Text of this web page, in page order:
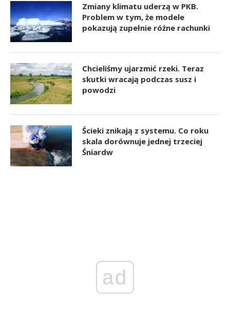
Zmiany klimatu uderzą w PKB.
Problem w tym, że modele
pokazują zupełnie różne rachunki
Chcieliśmy ujarzmić rzeki. Teraz
skutki wracają podczas susz i
powodzi
Ścieki znikają z systemu. Co roku
skala dorównuje jednej trzeciej
Śniardw
ad